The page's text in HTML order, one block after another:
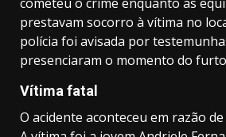
cometeu o crime enquanto as
prestavam socorro à vítima no
polícia foi avisada por
presenciaram o momento do
Vítima fatal
O acidente aconteceu em razão